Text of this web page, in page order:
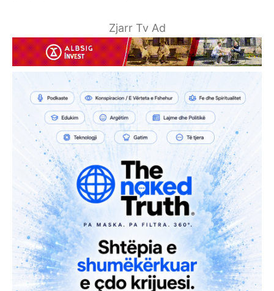
Zjarr Tv Ad